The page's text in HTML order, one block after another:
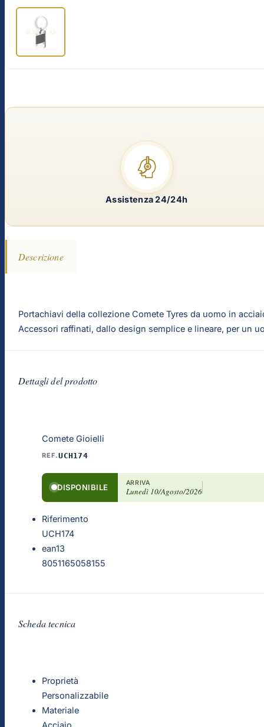
Descrizione
Portachiavi della collezione Comete Tyres da uomo in
Accessori raffinati, dallo design semplice e lineare, per un
Dettagli del prodotto
Comete Gioielli
REF.UCH174
DISPONIBILE ARRIVA
Lunedì 10/Agosto/2026
Riferimento
UCH174
ean13
8051165058155
Scheda tecnica
Proprietà
Personalizzabile
Materiale
Assistenza 24/24h